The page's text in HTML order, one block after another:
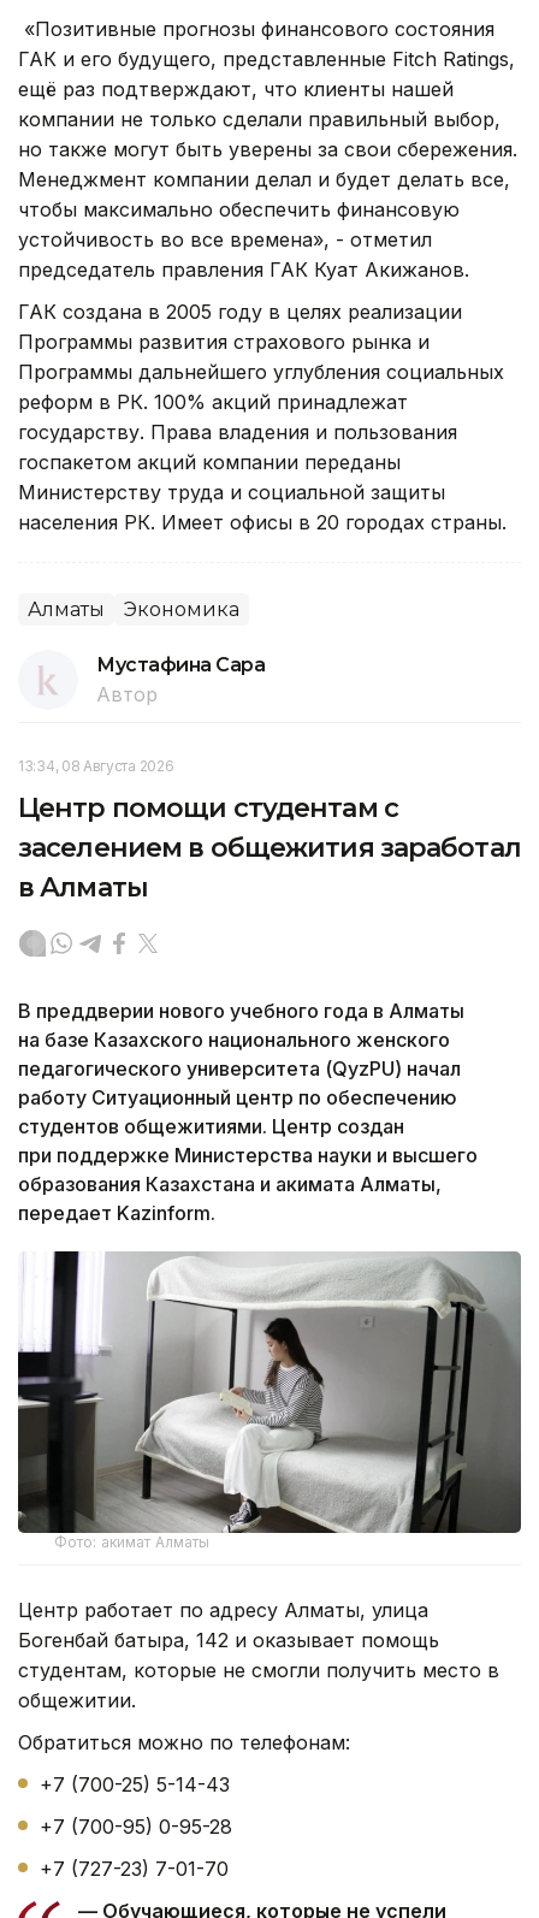
«Позитивные прогнозы финансового состояния
ГАК и его будущего, представленные Fitch Ratings,
ещё раз подтверждают, что клиенты нашей
компании не только сделали правильный выбор,
но также могут быть уверены за свои сбережения.
Менеджмент компании делал и будет делать все,
чтобы максимально обеспечить финансовую
устойчивость во все времена», - отметил
председатель правления ГАК Куат Акижанов.
ГАК создана в 2005 году в целях реализации
Программы развития страхового рынка и
Программы дальнейшего углубления социальных
реформ в РК. 100% акций принадлежат
государству. Права владения и пользования
госпакетом акций компании переданы
Министерству труда и социальной защиты
населения РК. Имеет офисы в 20 городах страны.
Алматы Экономика
Мустафина Сара
Автор
13:34, 08 Августа 2026
Центр помощи студентам с
заселением в общежития заработал
в Алматы
В преддверии нового учебного года в Алматы
на базе Казахского национального женского
педагогического университета (QyzPU) начал
работу Ситуационный центр по обеспечению
студентов общежитиями. Центр создан
при поддержке Министерства науки и высшего
образования Казахстана и акимата Алматы,
передает Kazinform.
Фото: акимат Алматы
Центр работает по адресу Алматы, улица
Богенбай батыра, 142 и оказывает помощь
студентам, которые не смогли получить место в
общежитии.
Обратиться можно по телефонам:
+7 (700-25) 5-14-43
+7 (700-95) 0-95-28
+7 (727-23) 7-01-70
— Обучающиеся, которые не успели